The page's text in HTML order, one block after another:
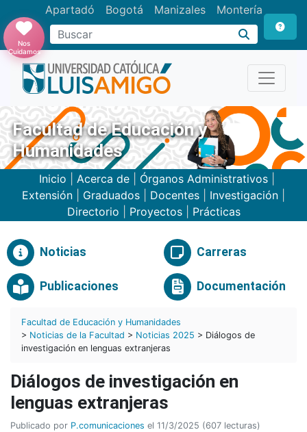
Apartadó Bogotá Manizales Montería
Buscar
Nos
Cuidamos
Facultad de Educación y
Humanidades
Inicio Acerca de Órganos Administrativos
Extensión
Graduados Docentes Investigación
Directorio
Proyectos| Prácticas
Noticias Carreras
Publicaciones Documentación
Facultad de Educación y Humanidades
> Noticias de la Facultad > Noticias 2025 > Diálogos de
investigación en lenguas extranjeras
Diálogos de investigación en
lenguas extranjeras
Publicado por P.comunicaciones el 11/3/2025 (607 lecturas)